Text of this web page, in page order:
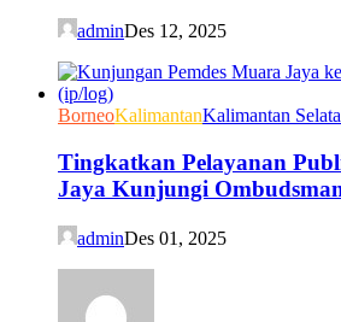
adminDes 12, 2025
BorneoKalimantanKalimantan
Tingkatkan Pelayanan
Jaya Kunjungi
adminDes 01, 2025